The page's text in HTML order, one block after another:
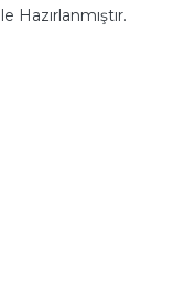
Hazırlanmıştır.